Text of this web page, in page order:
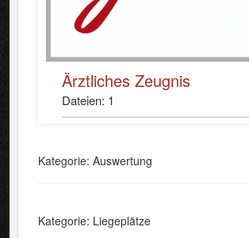
Ärztliches Zeugnis
Dateien: 1
Kategorie: Auswertung
Kategorie: Liegeplätze